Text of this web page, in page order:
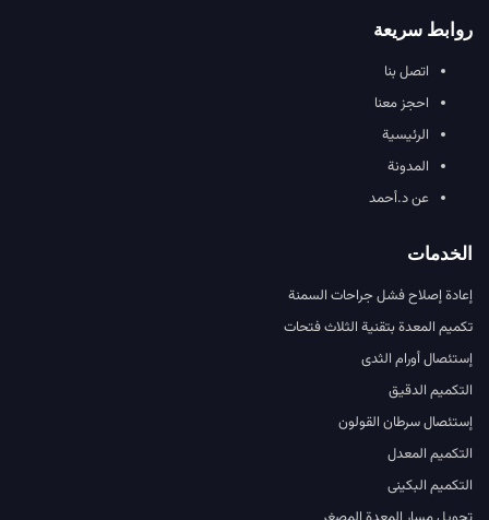
روابط سريعة
اتصل بنا
احجز معنا
الرئيسية
المدونة
عن د.أحمد
الخدمات
إعادة إصلاح فشل جراحات السمنة
تكميم المعدة بتقنية الثلاث فتحات
إستئصال أورام الثدى
التكميم الدقيق
إستئصال سرطان القولون
التكميم المعدل
التكميم البكينى